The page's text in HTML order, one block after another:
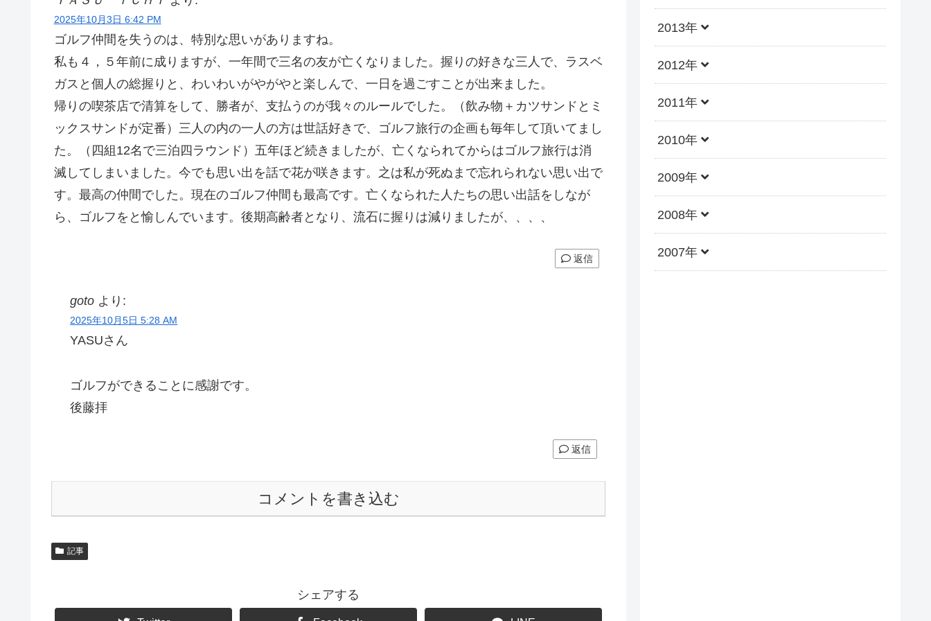
2025年10月3日 6:42 PM
ゴルフ仲間を失うのは、特別な思いがありますね。
私も４，５年前に成りますが、一年間で三名の友が亡くなりました。握りの好きな三人で、ラスベ
ガスと個人の総握りと、わいわいがやがやと楽しんで、一日を過ごすことが出来ました。
帰りの喫茶店で清算をして、勝者が、支払うのが我々のルールでした。（飲み物＋カツサンドとミ
ックスサンドが定番）三人の内の一人の方は世話好きで、ゴルフ旅行の企画も毎年して頂いてまし
た。（四組12名で三泊四ラウンド）五年ほど続きましたが、亡くなられてからはゴルフ旅行は消
滅してしまいました。今でも思い出を話で花が咲きます。之は私が死ぬまで忘れられない思い出で
す。最高の仲間でした。現在のゴルフ仲間も最高です。亡くなられた人たちの思い出話をしなが
ら、ゴルフをと愉しんでいます。後期高齢者となり、流石に握りは減りましたが、、、、
返信
goto より:
2025年10月5日 5:28 AM
YASUさん
ゴルフができることに感謝です。
後藤拝
返信
コメントを書き込む
記事
シェアする
2013年
2012年
2011年
2010年
2009年
2008年
2007年